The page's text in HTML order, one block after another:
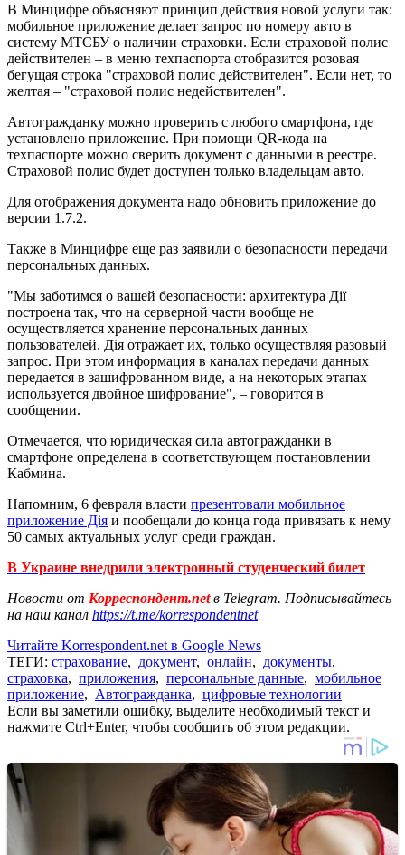
В Минцифре объясняют принцип действия новой услуги так:
мобильное приложение делает запрос по номеру авто в
систему МТСБУ о наличии страховки. Если страховой полис
действителен – в меню техпаспорта отобразится розовая
бегущая строка "страховой полис действителен". Если нет, то
желтая – "страховой полис недействителен".
Автогражданку можно проверить с любого смартфона, где
установлено приложение. При помощи QR-кода на
техпаспорте можно сверить документ с данными в реестре.
Страховой полис будет доступен только владельцам авто.
Для отображения документа надо обновить приложение до
версии 1.7.2.
Также в Минцифре еще раз заявили о безопасности передачи
персональных данных.
"Мы заботимся о вашей безопасности: архитектура Дії
построена так, что на серверной части вообще не
осуществляется хранение персональных данных
пользователей. Дія отражает их, только осуществляя разовый
запрос. При этом информация в каналах передачи данных
передается в зашифрованном виде, а на некоторых этапах –
используется двойное шифрование", – говорится в
сообщении.
Отмечается, что юридическая сила автогражданки в
смартфоне определена в соответствующем постановлении
Кабмина.
Напомним, 6 февраля власти презентовали мобильное
приложение Дія и пообещали до конца года привязать к нему
50 самых актуальных услуг среди граждан.
В Украине внедрили электронный студенческий билет
Новости от Корреспондент.netв Telegram. Подписывайтесь
на наш канал https://t.me/korrespondentnet
Читайте Korrespondent.net в Google News
ТЕГИ: страхование, документ, онлайн, документы,
страховка, приложения, персональные данные, мобильное
приложение, Автогражданка, цифровые технологии
Если вы заметили ошибку, выделите необходимый текст и
нажмите Ctrl+Enter, чтобы сообщить об этом редакции.